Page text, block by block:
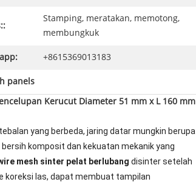
Stamping, meratakan, memotong,
membungkuk
+8615369013183
panels
Kerucut Diameter 51 mm x L 160 mm
yang berbeda, jaring datar mungkin berupa
komposit dan kekuatan mekanik yang
mesh sinter pelat berlubang disinter setelah
koreksi las, dapat membuat tampilan